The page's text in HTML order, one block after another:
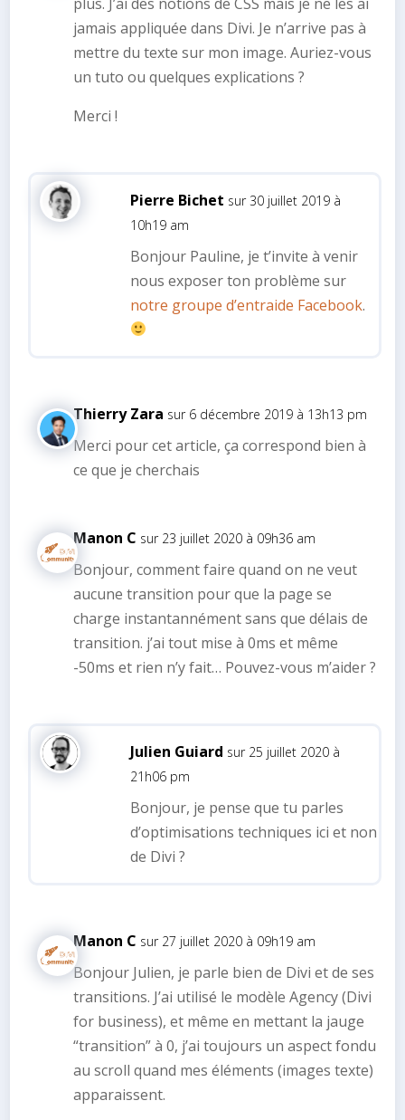
jamais appliquée dans Divi. Je n’arrive pas à
mettre du texte sur mon image. Auriez-vous
un tuto ou quelques explications ?
Merci !
Pierre Bichet sur 30 juillet 2019 à
10h19 am
Bonjour Pauline, je t’invite à venir
nous exposer ton problème sur
notre groupe d’entraide Facebook.
Thierry Zara sur 6 décembre 2019 à 13h13 pm
Merci pour cet article, ça correspond bien à
ce que je cherchais
Manon C sur 23 juillet 2020 à 09h36 am
Bonjour, comment faire quand on ne veut
aucune transition pour que la page se
charge instantannément sans que délais de
transition. j’ai tout mise à 0ms et même
-50ms et rien n’y fait… Pouvez-vous m’aider ?
Julien Guiard sur 25 juillet 2020 à
21h06 pm
Bonjour, je pense que tu parles
d’optimisations techniques ici et non
de Divi ?
Manon C sur 27 juillet 2020 à 09h19 am
Bonjour Julien, je parle bien de Divi et de ses
transitions. J’ai utilisé le modèle Agency (Divi
for business), et même en mettant la jauge
“transition” à 0, j’ai toujours un aspect fondu
au scroll quand mes éléments (images texte)
apparaissent.